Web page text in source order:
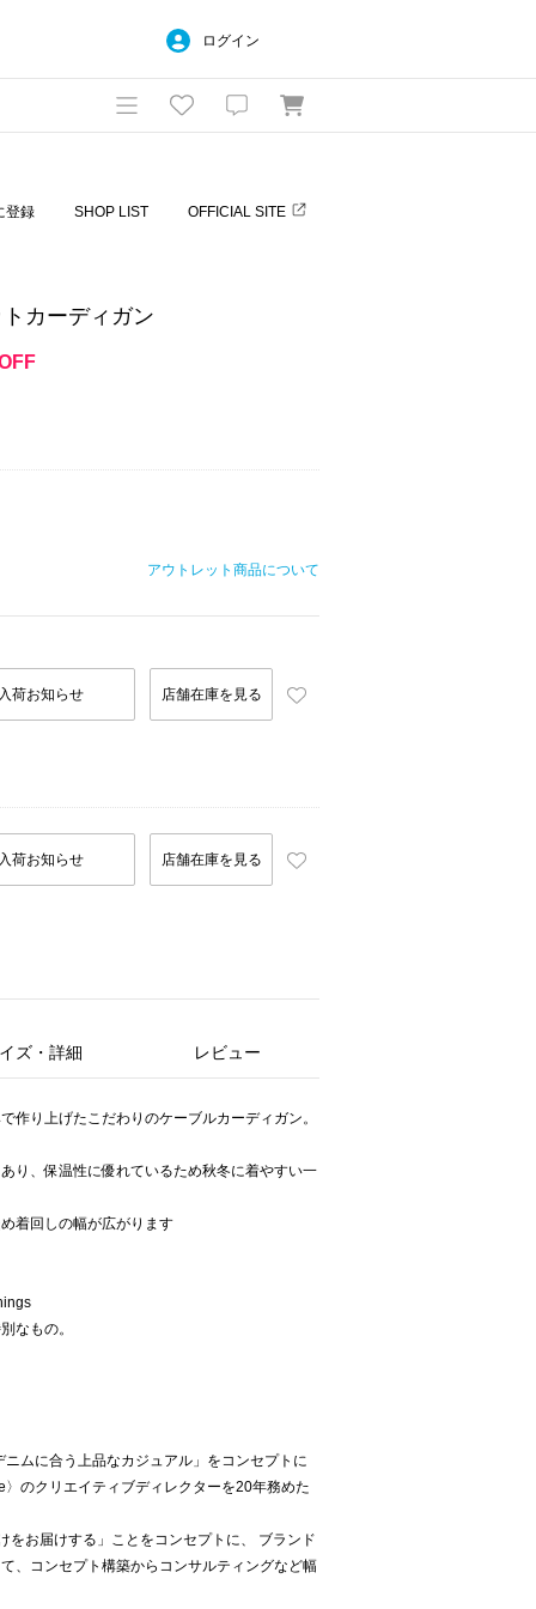
ログイン
登録 SHOP LIST OFFICIAL SITE
カーディガン
アウトレット商品について
荷お知らせ 店舗在庫を見る
荷お知らせ 店舗在庫を見る
ズ・詳細 レビュー
作り上げたこだわりのケーブルカーディガン。
り、保温性に優れているため秋冬に着やすい一
着回しの幅が広がります
なもの。
ムに合う上品なカジュアル」をコンセプトに
のクリエイティブディレクターを20年務めた
をお届けする」ことをコンセプトに、 ブランド
、コンセプト構築からコンサルティングなど幅